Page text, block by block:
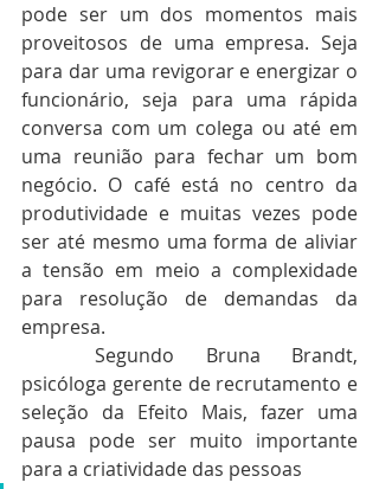
pode ser um dos momentos mais
proveitosos de uma empresa. Seja
para dar uma revigorar e energizar o
funcionário, seja para uma rápida
conversa com um colega ou até em
uma reunião para fechar um bom
negócio. O café está no centro da
produtividade e muitas vezes pode
ser até mesmo uma forma de aliviar
a tensão em meio a complexidade
para resolução de demandas da
empresa.
	Segundo Bruna Brandt,
psicóloga gerente de recrutamento e
seleção da Efeito Mais, fazer uma
pausa pode ser muito importante
para a criatividade das pessoas